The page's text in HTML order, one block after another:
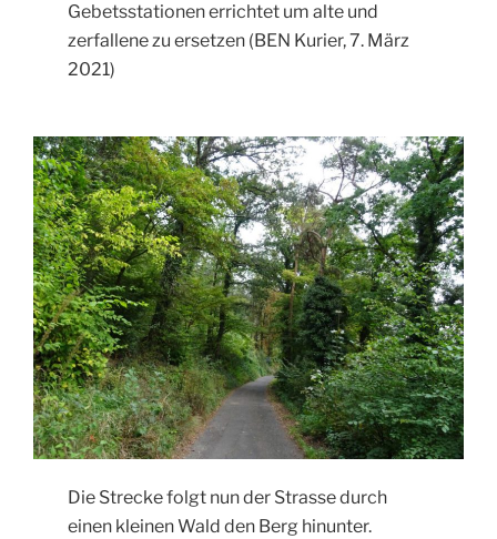
Gebetsstationen errichtet um alte und
zerfallene zu ersetzen (BEN Kurier, 7. März
2021)
Die Strecke folgt nun der Strasse durch
einen kleinen Wald den Berg hinunter.